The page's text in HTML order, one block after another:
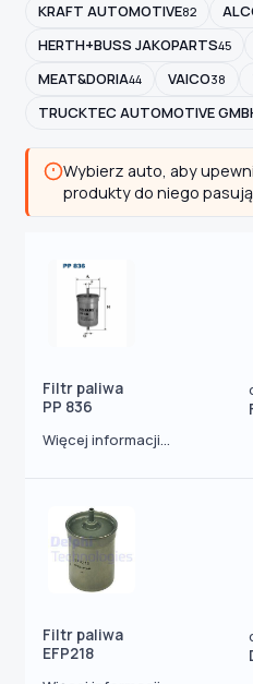
KRAFT AUTOMOTIVE82
HERTH+BUSS JAKOPARTS45
MEAT&DORIA44 VAICO38
TRUCKTEC AUTOMOTIVE
Wybierz auto, aby
produkty do niego
Filtr paliwa
PP 836
Więcej informacji...
Filtr paliwa
EFP218